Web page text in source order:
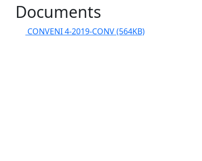
Documents
CONVENI 4-2019-CONV(564KB)